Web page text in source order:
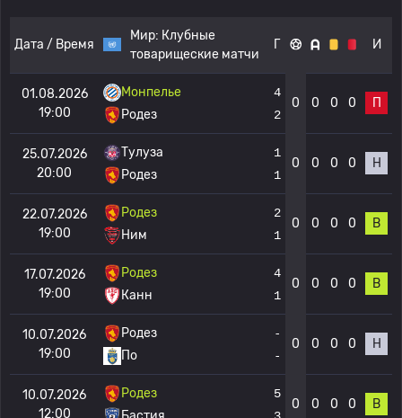
Дата / Время
Мир: Клубные
товарищеские матчи
Г И
01.08.2026
19:00
Монпелье
Родез
4
2
0 0 0 0 П
25.07.2026
20:00
Тулуза
Родез
1
1
0 0 0 0 Н
22.07.2026
19:00
Родез
Ним
2
1
0 0 0 0 В
17.07.2026
19:00
Родез
Канн
4
1
0 0 0 0 В
10.07.2026
19:00
Родез
По
-
-
0 0 0 0 Н
10.07.2026
12:00
Родез
5
0 0 0 0 В